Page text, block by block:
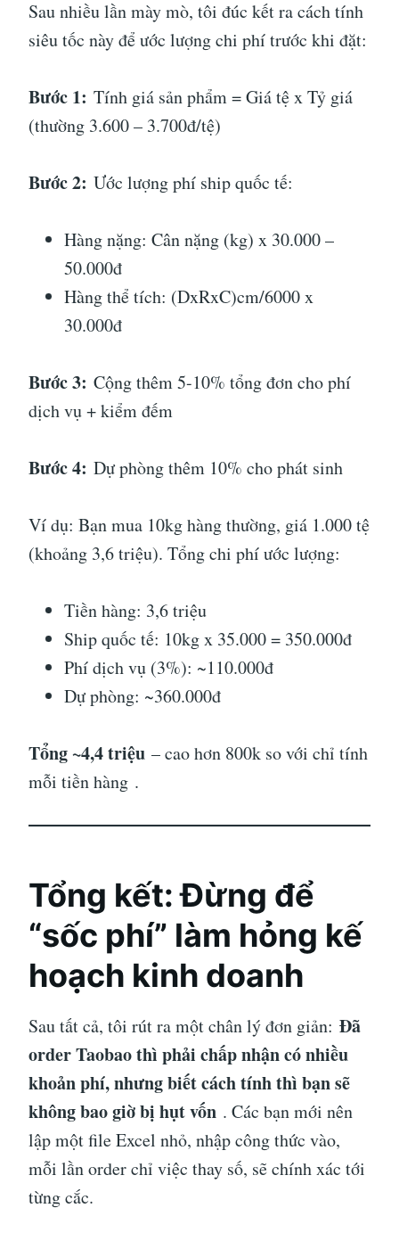
Sau nhiều lần mày mò, tôi đúc kết ra cách tính
siêu tốc này để ước lượng chi phí trước khi đặt:
Bước 1: Tính giá sản phẩm = Giá tệ x Tỷ giá
(thường 3.600 – 3.700đ/tệ)
Bước 2: Ước lượng phí ship quốc tế:
Hàng nặng: Cân nặng (kg) x 30.000 –
50.000đ
Hàng thể tích: (DxRxC)cm/6000 x
30.000đ
Bước 3: Cộng thêm 5-10% tổng đơn cho phí
dịch vụ + kiểm đếm
Bước 4: Dự phòng thêm 10% cho phát sinh
Ví dụ: Bạn mua 10kg hàng thường, giá 1.000 tệ
(khoảng 3,6 triệu). Tổng chi phí ước lượng:
Tiền hàng: 3,6 triệu
Ship quốc tế: 10kg x 35.000 = 350.000đ
Phí dịch vụ (3%): ~110.000đ
Dự phòng: ~360.000đ
Tổng ~4,4 triệu – cao hơn 800k so với chỉ tính
mỗi tiền hàng .
Tổng kết: Đừng để
“sốc phí” làm hỏng kế
hoạch kinh doanh
Sau tất cả, tôi rút ra một chân lý đơn giản: Đã
order Taobao thì phải chấp nhận có nhiều
khoản phí, nhưng biết cách tính thì bạn sẽ
không bao giờ bị hụt vốn . Các bạn mới nên
lập một file Excel nhỏ, nhập công thức vào,
mỗi lần order chỉ việc thay số, sẽ chính xác tới
từng cắc.